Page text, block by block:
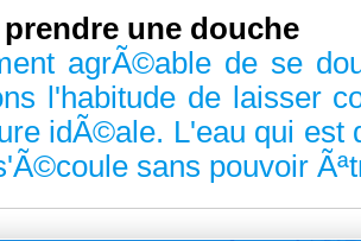
une douche
agrÃ©able de se
l'habitude de laisser
idÃ©ale. L'eau qui est
sans pouvoir